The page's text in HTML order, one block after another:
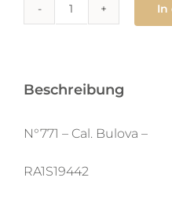
x
X
X
In
Beschreibung
N°771 – Cal. Bulova –
RA1S19442